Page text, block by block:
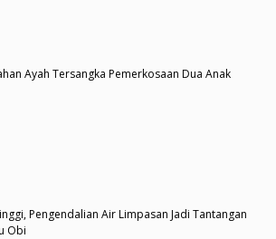
Ayah Tersangka Pemerkosaan Dua Anak
Pengendalian Air Limpasan Jadi Tantangan
Obi